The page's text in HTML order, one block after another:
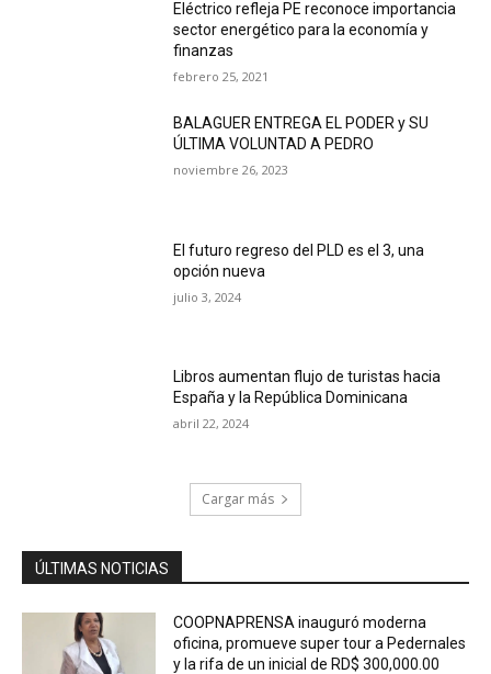
Eléctrico refleja PE reconoce importancia
sector energético para la economía y
finanzas
febrero 25, 2021
BALAGUER ENTREGA EL PODER y SU
ÚLTIMA VOLUNTAD A PEDRO
noviembre 26, 2023
El futuro regreso del PLD es el 3, una
opción nueva
julio 3, 2024
Libros aumentan flujo de turistas hacia
España y la República Dominicana
abril 22, 2024
Cargar más
ÚLTIMAS NOTICIAS
COOPNAPRENSA inauguró moderna
oficina, promueve super tour a Pedernales
y la rifa de un inicial de RD$ 300,000.00